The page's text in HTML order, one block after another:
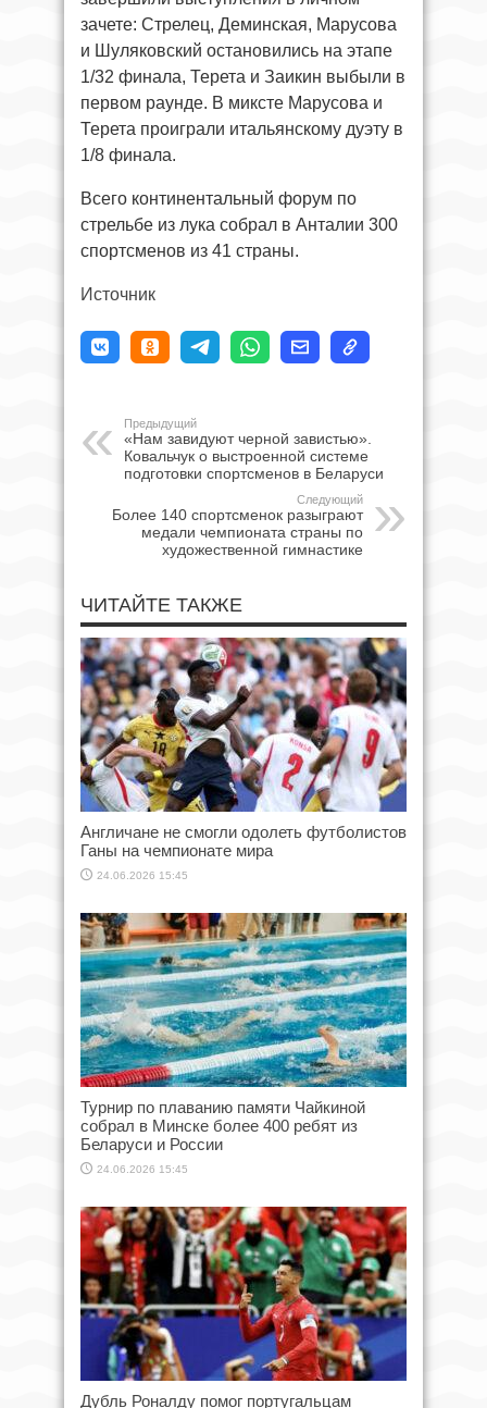
зачете: Стрелец, Деминская, Марусова
и Шуляковский остановились на этапе
1/32 финала, Терета и Заикин выбыли в
первом раунде. В миксте Марусова и
Терета проиграли итальянскому дуэту в
1/8 финала.
Всего континентальный форум по
стрельбе из лука собрал в Анталии 300
спортсменов из 41 страны.
Источник
Предыдущий
«Нам завидуют черной завистью».
Ковальчук о выстроенной системе
подготовки спортсменов в Беларуси
Следующий
Более 140 спортсменок разыграют
медали чемпионата страны по
художественной гимнастике
ЧИТАЙТЕ ТАКЖЕ
Англичане не смогли одолеть футболистов
Ганы на чемпионате мира
24.06.2026 15:45
Турнир по плаванию памяти Чайкиной
собрал в Минске более 400 ребят из
Беларуси и России
24.06.2026 15:45
Дубль Роналду помог португальцам